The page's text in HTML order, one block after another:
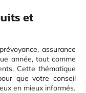
et
assurance
année, tout comme
Cette thématique
que votre conseil
en mieux informés.